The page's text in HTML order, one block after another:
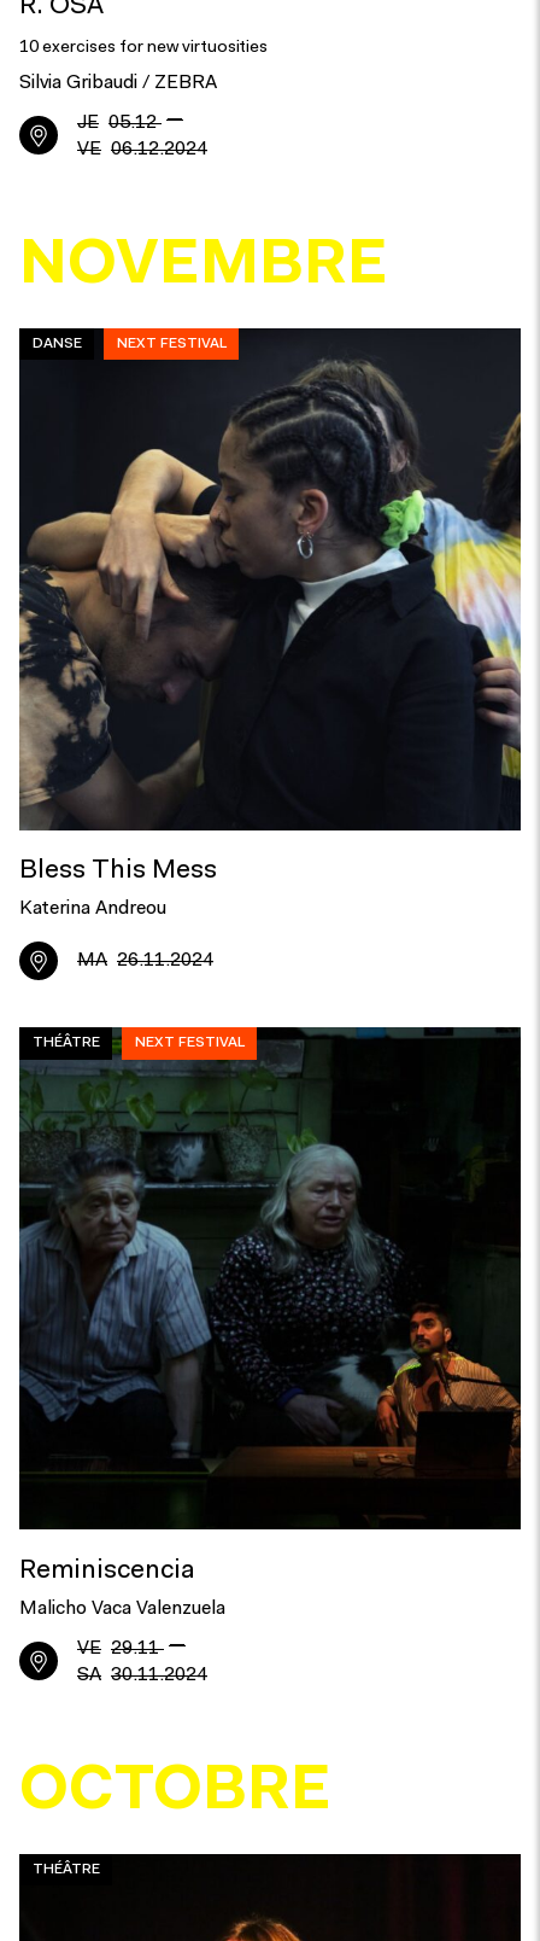
R. OSA
10 exercises for new virtuosities
Silvia Gribaudi / ZEBRA
JE 05.12 —
VE 06.12.2024
NOVEMBRE
DANSE NEXT FESTIVAL
Bless This Mess
Katerina Andreou
MA 26.11.2024
THÉÂTRE NEXT FESTIVAL
Reminiscencia
Malicho Vaca Valenzuela
VE 29.11 —
SA 30.11.2024
OCTOBRE
THÉÂTRE